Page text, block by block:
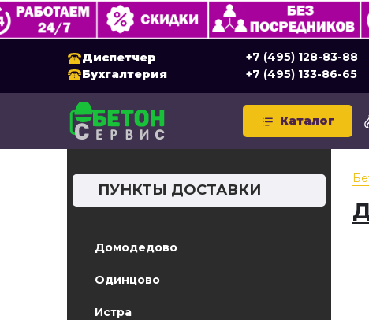
Диспетчер
Бухгалтерия
+7 (495) 128-83-88
+7 (495) 133-86-65
Каталог
ПУНКТЫ ДОСТАВКИ
Домодедово
Одинцово
Истра